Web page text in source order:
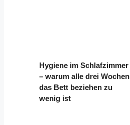
Hygiene im Schlafzimmer
– warum alle drei Wochen
das Bett beziehen zu
wenig ist